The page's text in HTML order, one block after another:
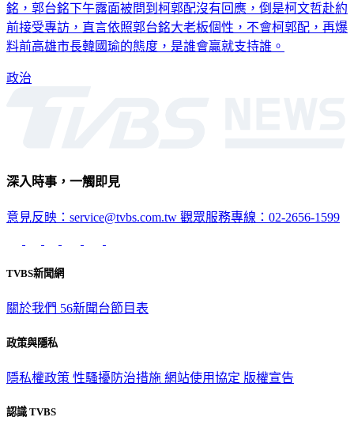
銘，郭台銘下午露面被問到柯郭配沒有回應，倒是柯文哲赴約
前接受專訪，直言依照郭台銘大老板個性，不會柯郭配，再爆
料前高雄市長韓國瑜的態度，是誰會贏就支持誰。
政治
深入時事，一觸即見
意見反映：service@tvbs.com.tw 觀眾服務專線：02-2656-1599
TVBS新聞網
關於我們 56新聞台節目表
政策與隱私
隱私權政策 性騷擾防治措施 網站使用協定 版權宣告
認識 TVBS